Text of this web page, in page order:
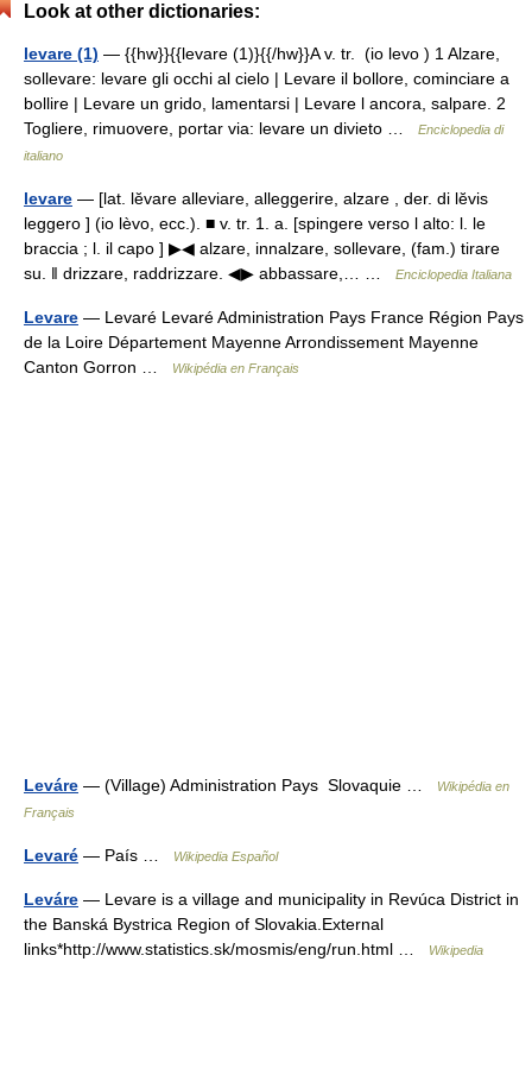
Look at other dictionaries:
levare (1) — {{hw}}{{levare (1)}{{/hw}}A v. tr. (io levo ) 1 Alzare,
sollevare: levare gli occhi al cielo | Levare il bollore, cominciare a
bollire | Levare un grido, lamentarsi | Levare l ancora, salpare. 2
Togliere, rimuovere, portar via: levare un divieto …
Enciclopedia di
italiano
levare — [lat. lĕvare alleviare, alleggerire, alzare , der. di lĕvis
leggero ] (io lèvo, ecc.). ■ v. tr. 1. a. [spingere verso l alto: l. le
braccia ; l. il capo ] ▶◀ alzare, innalzare, sollevare, (fam.) tirare
su. ‖ drizzare, raddrizzare. ◀▶ abbassare,… …
Enciclopedia Italiana
Levare — Levaré Levaré Administration Pays France Région Pays
de la Loire Département Mayenne Arrondissement Mayenne
Canton Gorron …
Wikipédia en Français
Leváre — (Village) Administration Pays Slovaquie …
Wikipédia en
Français
Levaré — País … Wikipedia Español
Leváre — Levare is a village and municipality in Revúca District in
the Banská Bystrica Region of Slovakia.External
links*http://www.statistics.sk/mosmis/eng/run.html …
Wikipedia